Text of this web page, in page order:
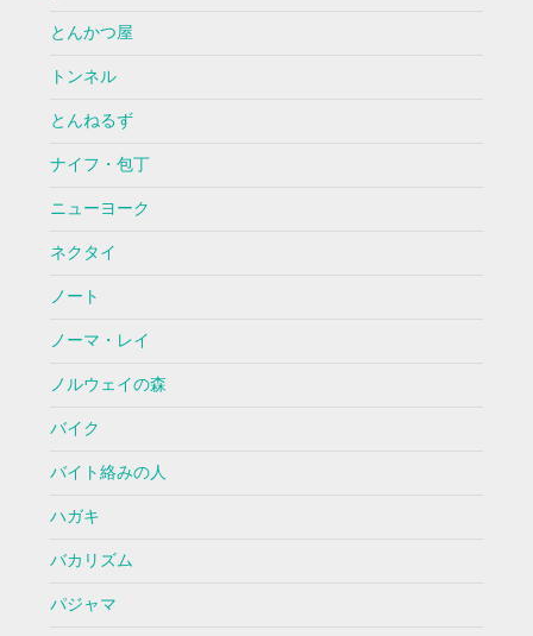
とんかつ屋
トンネル
とんねるず
ナイフ・包丁
ニューヨーク
ネクタイ
ノート
ノーマ・レイ
ノルウェイの森
バイク
バイト絡みの人
ハガキ
バカリズム
パジャマ